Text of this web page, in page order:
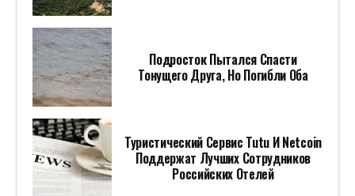
Подросток Пытался Спасти
Тонущего Друга, Но Погибли Оба
Туристический Сервис Tutu И Netcoin
Поддержат Лучших Сотрудников
Российских Отелей